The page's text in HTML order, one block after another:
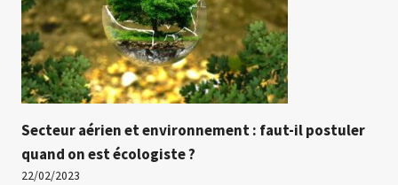
Secteur aérien et environnement : faut-il postuler
quand on est écologiste ?
22/02/2023